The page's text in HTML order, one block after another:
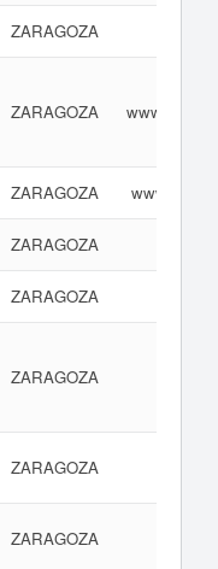
ZARAGOZA
ZARAGOZA
ZARAGOZA
ZARAGOZA
ZARAGOZA
ZARAGOZA
ZARAGOZA
ZARAGOZA